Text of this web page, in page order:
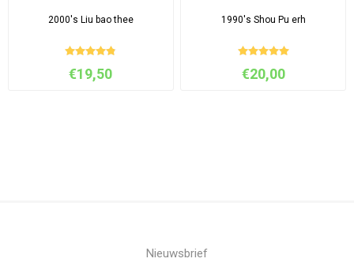
2000's Liu bao thee
€19,50
1990's Shou Pu erh
€20,00
Nieuwsbrief